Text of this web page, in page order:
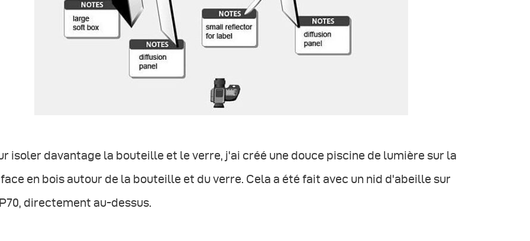
isoler davantage la bouteille et le verre, j'ai créé une douce piscine de lumière sur la
en bois autour de la bouteille et du verre. Cela a été fait avec un nid d'abeille sur
directement au-dessus.